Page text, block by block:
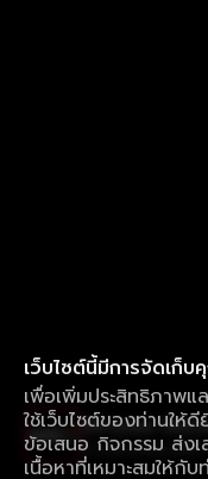
เว็บไซต์นี้มีการจัดเก็บ
เพื่อเพิ่มประสิทธิภาพแ
ใช้เว็บไซต์ของท่านให้
ข้อเสนอ กิจกรรม ส่ง
เนื้อหาที่เหมาะสมให้กับ
ใช้งานแอป ลื่นไห
ดาวน์โหลดแอปเพื่อ